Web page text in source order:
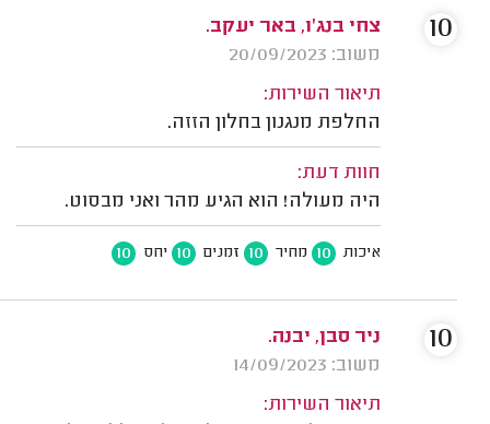
צחי בנג'ו, באר יעקב.
משוב: 20/09/2023
תיאור השירות:
החלפת מנגנון בחלון הזזה.
חוות דעת:
היה מעולה! הוא הגיע מהר ואני מבסוט.
איכות 10 מחיר 10 זמנים 10 יחס 10
10
ניר סבן, יבנה.
משוב: 14/09/2023
תיאור השירות:
10